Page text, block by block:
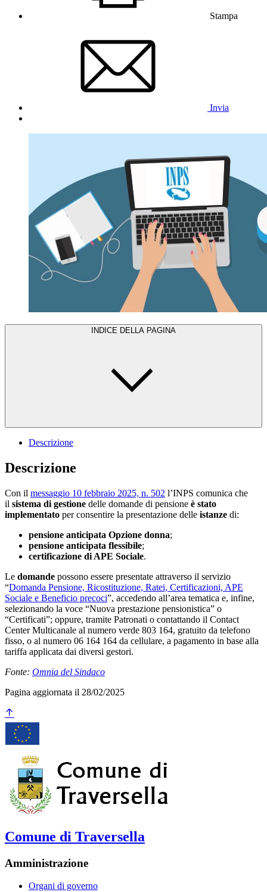
Stampa
Invia
INDICE DELLA PAGINA
Descrizione
Descrizione
Con il messaggio 10 febbraio 2025, n. 502 l’INPS comunica che
il sistema di gestione delle domande di pensione è stato
implementato per consentire la presentazione delle istanze di:
pensione anticipata Opzione donna;
pensione anticipata flessibile;
certificazione di APE Sociale.
Le domande possono essere presentate attraverso il servizio
“Domanda Pensione, Ricostituzione, Ratei, Certificazioni, APE
Sociale e Beneficio precoci”, accedendo all’area tematica e, infine,
selezionando la voce “Nuova prestazione pensionistica” o
“Certificati”; oppure, tramite Patronati o contattando il Contact
Center Multicanale al numero verde 803 164, gratuito da telefono
fisso, o al numero 06 164 164 da cellulare, a pagamento in base alla
tariffa applicata dai diversi gestori.
Fonte: Omnia del Sindaco
Pagina aggiornata il 28/02/2025
Comune di Traversella
Amministrazione
Organi di governo